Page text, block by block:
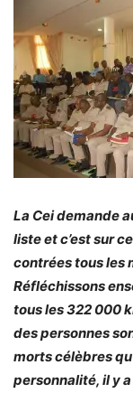
La Cei demande
liste et c’est sur
contrées tous les
Réfléchissons
tous les 322 000
des personnes
morts célèbres
personnalité, il y